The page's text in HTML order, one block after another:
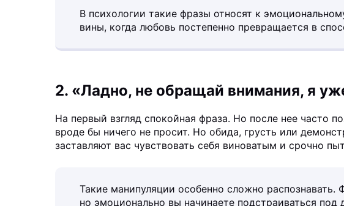
В психологии такие фразы относят к
вины, когда любовь постепенно превращается в
2. «Ладно, не обращай внимания, я
На первый взгляд спокойная фраза. Но после нее часто
вроде бы ничего не просит. Но обида, грусть или
заставляют вас чувствовать себя виноватым и срочно
Такие манипуляции особенно сложно распознавать.
но эмоционально вы начинаете подстраиваться под